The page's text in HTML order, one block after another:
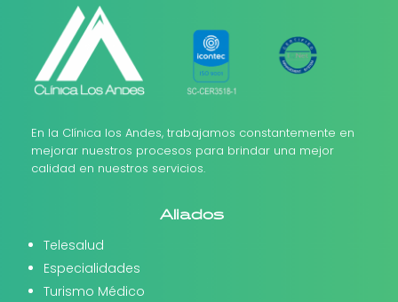
En la Clínica los Andes, trabajamos constantemente en
mejorar nuestros procesos para brindar una mejor
calidad en nuestros servicios.
Aliados
Telesalud
Especialidades
Turismo Médico